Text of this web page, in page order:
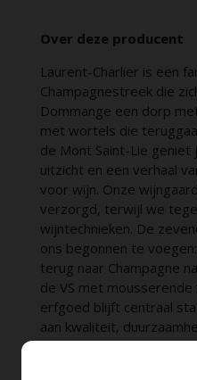
Over deze producent
Laurent-Charlier is een
Champagnestreek die
Dommange een dorp
met wortels die
de Mont Saint-Lie
uitzicht en een verhaal
voor wijn. Onze
verzorgd, terwijl we
wijntechnieken. De
ons begonnen te
terug naar Champagne
de VS met
erfgoed blijft centraal
aan kwaliteit,
de harmonie van